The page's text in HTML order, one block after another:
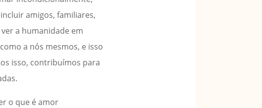
amigos, familiares,
a humanidade em
a nós mesmos, e isso
isso, contribuímos para
o que é amor